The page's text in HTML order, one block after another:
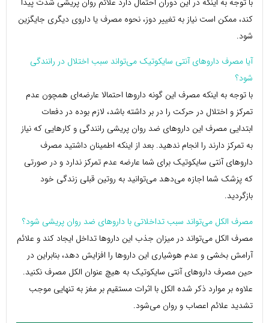
کند، ممکن است نیاز به تغییر دوز، نحوه مصرف یا داروی دیگری جایگزین
شود.
آیا مصرف داروهای آنتی سایکوتیک می‌تواند سبب اختلال در رانندگی
شود؟
با توجه به اینکه مصرف این گونه داروها احتمالا عارضه‌ای همچون عدم
تمرکز و اختلال در حرکت را در بر داشته باشد، لازم بوده در دفعات
ابتدایی مصرف این داروهای ضد روان پریشی رانندگی و کارهایی که نیاز
به تمرکز دارند را انجام ندهید. بعد از اینکه اطمینان داشتید مصرف
داروهای آنتی سایکوتیک برای شما عارضه عدم تمرکز ندارد و در صورتی
که پزشک شما اجازه می‌دهد می‌توانید به روتین قبلی زندگی خود
بازگردید.
مصرف الکل می‌تواند سبب تداخلاتی با داروهای ضد روان پریشی شود؟
مصرف الکل می‌تواند در میزان جذب این داروها تداخل ایجاد کند و علائم
آرامش بخشی و عدم هوشیاری این داروها را افزایش دهد، بنابراین در
حین مصرف داروهای آنتی سایکوتیک به هیچ عنوان الکل مصرف نکنید.
علاوه بر موارد ذکر شده الکل با اثرات مستقیم بر مغز به تنهایی موجب
تشدید علائم اعصاب و روان می‌شود.